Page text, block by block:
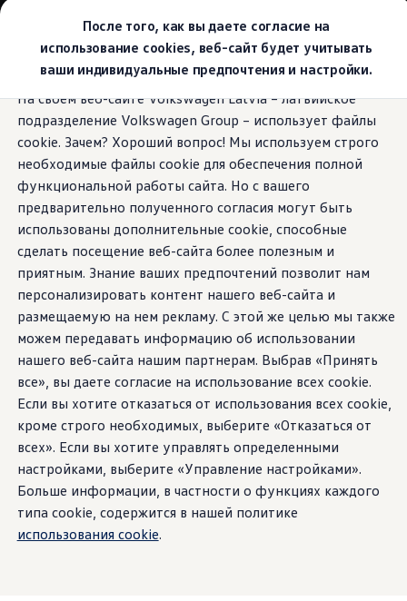
После того, как вы даете согласие на
использование cookies, веб-сайт будет учитывать
ваши индивидуальные предпочтения и настройки.
На своем веб-сайте Volkswagen Latvia – латвийское
подразделение Volkswagen Group – использует файлы
cookie. Зачем? Хороший вопрос! Мы используем строго
необходимые файлы cookie для обеспечения полной
функциональной работы сайта. Но с вашего
предварительно полученного согласия могут быть
использованы дополнительные cookie, способные
сделать посещение веб-сайта более полезным и
приятным. Знание ваших предпочтений позволит нам
персонализировать контент нашего веб-сайта и
размещаемую на нем рекламу. С этой же целью мы также
можем передавать информацию об использовании
нашего веб-сайта нашим партнерам. Выбрав «Принять
все», вы даете согласие на использование всех cookie.
Если вы хотите отказаться от использования всех cookie,
кроме строго необходимых, выберите «Отказаться от
всех». Если вы хотите управлять определенными
настройками, выберите «Управление настройками».
Больше информации, в частности о функциях каждого
типа cookie, содержится в нашей политике
использования cookie.
основному
содержанию
нижнему
колонтитулу
Выбери свой Volkswagen
Модельный ряд
Новый ID.Cross
Открой для себя семейство внедорожников
Предложения и услуги
Юбилейное предложение
Автомобильный онлайн-магазин Volkswagen
Обмен автомобилей
Лизинг Volkswagen
Гарантия
Бесплатная регистрация для вашего нового
Взаимодействие в сети простыми словами
VW Connect
Активация
Все службы
VW Connect для Вашего ID.
Обновления (Upgrades)
Car-Net
App-Connect
Fleet Interface Data
O Volkswagen
Получи больше
Владельцы и услуги
Сервис и запчасти
Преимущества Volkswagen
Техобслуживание
Ремонт и проверки
Моторное масло и технические жидкости
Колеса и шины
Помощь при авариях и поломках
Обслуживание автомобилей
Аксессуары